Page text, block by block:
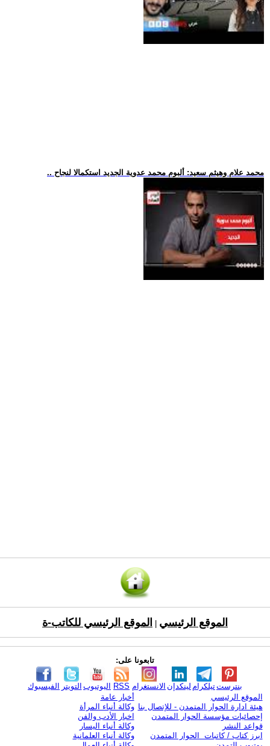
.. محمد علام وهيثم سعيد: ألبوم محمد عدوية الجديد استكمالا لنجاح
الموقع الرئيسي الموقع الرئيسي للكاتب-ة
تابعونا على:
الفيسبوك التويتر اليوتيوب RSS الانستغرام لينكدإن تيلكرامبنترست
الموقع الرئيسي
هيئة ادارة الحوار المتمدن - للإتصال بنا
إحصائيات مؤسسة الحوار المتمدن
قواعد النشر
ابرز كتاب / كاتبات الحوار المتمدن
أخبار عامة
وكالة أنباء المرأة
اخبار الأدب والفن
وكالة أنباء اليسار
وكالة أنباء العلمانية